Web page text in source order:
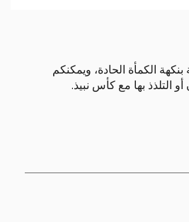
الكمأة الحادة، ويمكنكم
أو التلذذ بها مع كأس نبيذ.